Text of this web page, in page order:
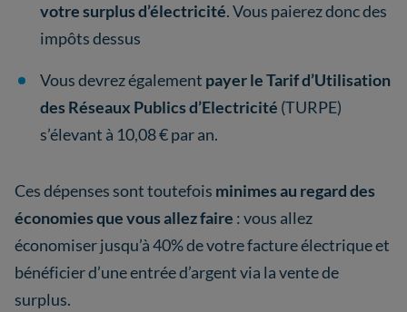
votre surplus d’électricité. Vous paierez donc des
impôts dessus
Vous devrez également payer le Tarif d’Utilisation
des Réseaux Publics d’Electricité (TURPE)
s’élevant à 10,08 € par an.
Ces dépenses sont toutefois minimes au regard des
économies que vous allez faire : vous allez
économiser jusqu’à 40% de votre facture électrique et
bénéficier d’une entrée d’argent via la vente de
surplus.